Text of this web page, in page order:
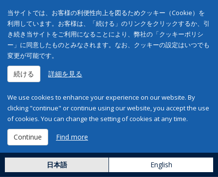
当サイトでは、お客様の利便性向上を図るためクッキー（Cookie）を
利用しています。お客様は、「続ける」のリンクをクリックするか、引
き続き当サイトをご利用になることにより、弊社の「クッキーポリシ
ー」に同意したものとみなされます。なお、クッキーの設定はいつでも
変更が可能です。
続ける 詳細を見る
We use cookies to enhance your experience on our website. By
clicking "continue" or continue using our website, you accept the use
of cookies. You can change the setting of cookies at any time.
Continue Find more
日本語 English